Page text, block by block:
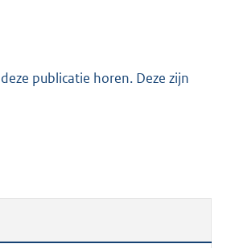
publicatie horen. Deze zijn